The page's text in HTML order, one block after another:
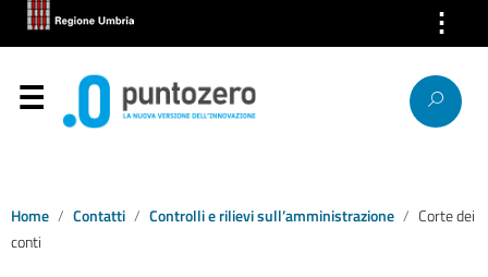
⋮
Chi Siamo
Servizi
News
Home Contatti Controlli e rilievi sull’amministrazione
Corte dei
conti